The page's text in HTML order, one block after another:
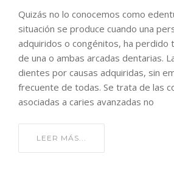
Quizás no lo conocemos como
situación se produce cuando una
adquiridos o congénitos, ha perdido
de una o ambas arcadas dentarias.
dientes por causas adquiridas, sin
frecuente de todas. Se trata de las
asociadas a caries avanzadas no
LEER MÁS...